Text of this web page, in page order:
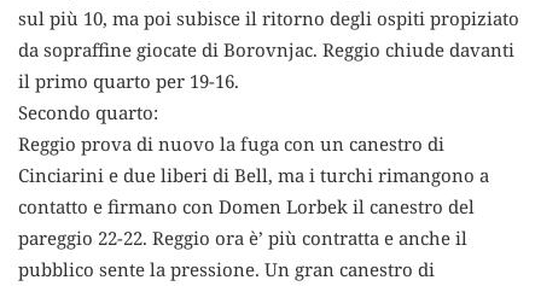
sul più 10, ma poi subisce il ritorno degli ospiti propiziato
da sopraffine giocate di Borovnjac. Reggio chiude davanti
il primo quarto per 19-16.
Secondo quarto:
Reggio prova di nuovo la fuga con un canestro di
Cinciarini e due liberi di Bell, ma i turchi rimangono a
contatto e firmano con Domen Lorbek il canestro del
pareggio 22-22. Reggio ora è’ più contratta e anche il
pubblico sente la pressione. Un gran canestro di